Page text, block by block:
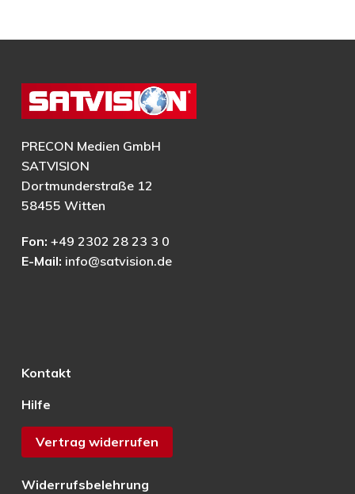
PRECON Medien GmbH
SATVISION
Dortmunderstraße 12
58455 Witten
Fon: +49 2302 28 23 3 0
E-Mail: info@satvision.de
Kontakt
Hilfe
Vertrag widerrufen
Widerrufsbelehrung